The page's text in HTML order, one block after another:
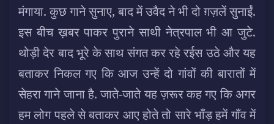
मंगाया. कुछ गाने सुनाए, बाद में उवैद ने भी दो ग़ज़लें सुनाईं.
इस बीच ख़बर पाकर पुराने साथी नेत्रपाल भी आ जुटे.
थोड़ी देर बाद भूरे के साथ संगत कर रहे रईस उठे और यह
बताकर निकल गए कि आज उन्हें दो गांवों की बारातों में
सेहरा गाने जाना है. जाते-जाते यह ज़रूर कह गए कि अगर
हम लोग पहले से बताकर आए होते तो सारे भाँड़ हमें गाँव में